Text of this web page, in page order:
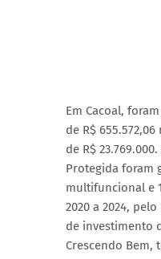
Em Cacoal,
de R$
de R$
Protegida foram
multifuncional e
2020 a 2024,
de investimento
Crescendo Bem,